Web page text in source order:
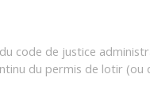
code de justice
du permis de lotir (ou